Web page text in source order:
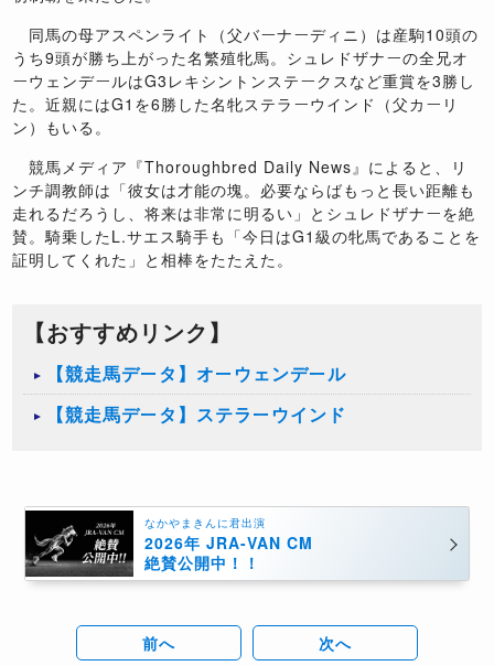
同馬の母アスペンライト（父バーナーディニ）は産駒10頭の
うち9頭が勝ち上がった名繁殖牝馬。シュレドザナーの全兄オ
ーウェンデールはG3レキシントンステークスなど重賞を3勝し
た。近親にはG1を6勝した名牝ステラーウインド（父カーリ
ン）もいる。
競馬メディア『Thoroughbred Daily News』によると、リ
ンチ調教師は「彼女は才能の塊。必要ならばもっと長い距離も
走れるだろうし、将来は非常に明るい」とシュレドザナーを絶
賛。騎乗したL.サエス騎手も「今日はG1級の牝馬であることを
証明してくれた」と相棒をたたえた。
【おすすめリンク】
【競走馬データ】オーウェンデール
【競走馬データ】ステラーウインド
なかやまきんに君出演
2026年 JRA-VAN CM
絶賛公開中！！
前へ 次へ